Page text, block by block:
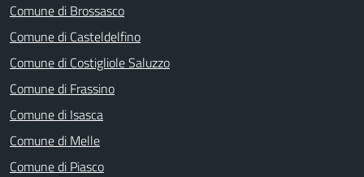
Comune di Brossasco
Comune di Casteldelfino
Comune di Costigliole Saluzzo
Comune di Frassino
Comune di Isasca
Comune di Melle
Comune di Piasco